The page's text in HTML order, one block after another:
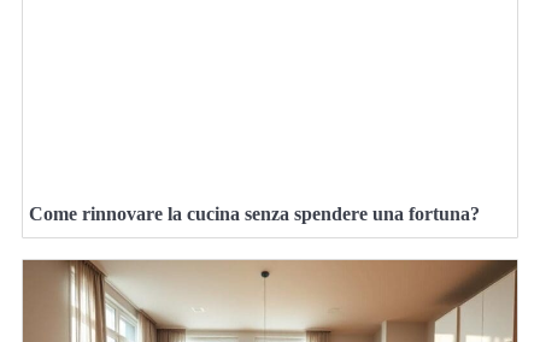
Come rinnovare la cucina senza spendere una fortuna?